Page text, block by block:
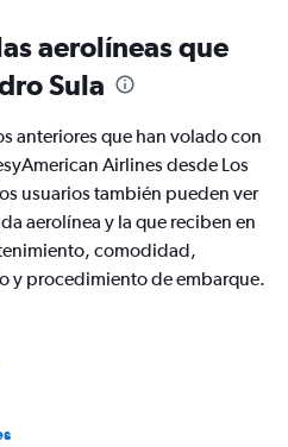
aerolíneas que
Sula
anteriores que han volado con
Airlines desde Los
usuarios también pueden ver
aerolínea y la que reciben en
comodidad,
y procedimiento de embarque.